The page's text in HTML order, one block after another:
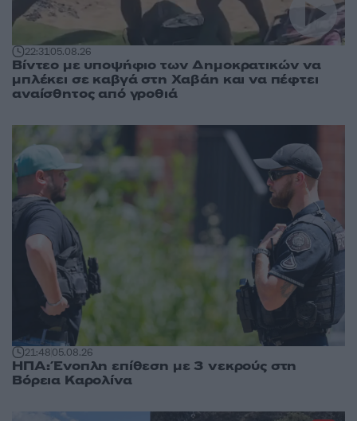
22:3105.08.26
Βίντεο με υποψήφιο των Δημοκρατικών να
μπλέκει σε καβγά στη Χαβάη και να πέφτει
αναίσθητος από γροθιά
21:4805.08.26
ΗΠΑ: Ένοπλη επίθεση με 3 νεκρούς στη
Βόρεια Καρολίνα